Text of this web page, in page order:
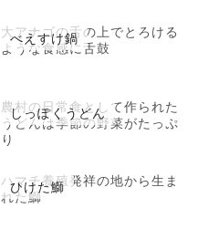
べえすけ鍋
大アナゴの舌の上でとろける
ような食感に舌鼓
しっぽくうどん
農村の日常食として作られた
うどんは季節の野菜がたっぷ
り
ひけた鰤
ハマチ養殖発祥の地から生ま
れた鰤